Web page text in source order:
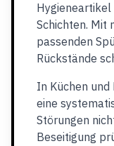
Schichten. Mit
passenden
Rückstände
In Küchen
eine
Störungen
Beseitigung